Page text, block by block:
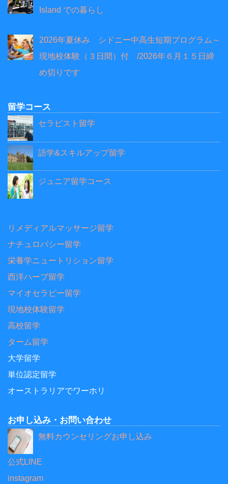
Island での暮らし
2026年夏休み シドニー中高生短期プログラム～
現地校体験（３日間）付 /2026年６月１５日締
め切りです
留学コース
セラピスト留学
語学&スキルアップ留学
ジュニア留学コース
リメディアルマッサージ留学
ナチュロパシー留学
栄養学ニュートリション留学
西洋ハーブ留学
マイオセラピー留学
現地校体験留学
高校留学
ターム留学
大学留学
単位認定留学
オーストラリアでワーホリ
お申し込み・お問い合わせ
無料カウンセリングお申し込み
公式LINE
instagram